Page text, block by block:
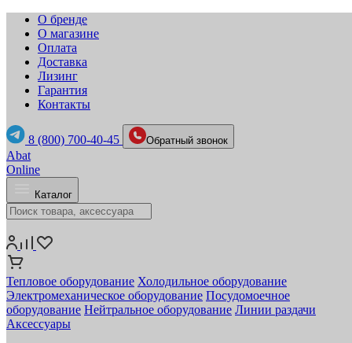
О бренде
О магазине
Оплата
Доставка
Лизинг
Гарантия
Контакты
8 (800) 700-40-45 Обратный звонок
Abat
Online
Каталог
Тепловое оборудование Холодильное оборудование
Электромеханическое оборудование Посудомоечное
оборудование Нейтральное оборудование Линии раздачи
Аксессуары